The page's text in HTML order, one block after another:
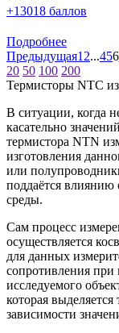
+13018 баллов
Подробнее
Предыдущая1 2...456
20 50 100 200
Термисторы NTC
В ситуации, когда
касательно
термистора NTN
изготовления
или
поддаётся влиянию
среды.
Сам процесс
осуществляется
для данных
сопротивления
исследуемого
которая
зависимости